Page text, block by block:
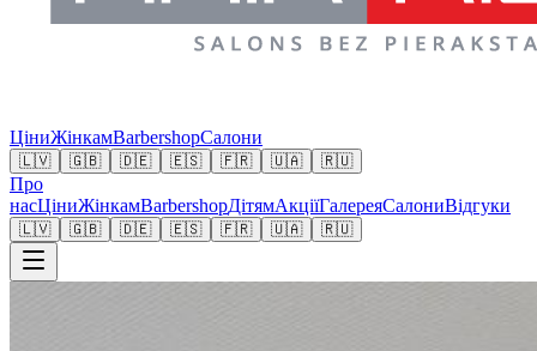
ЦіниЖінкамBarbershopСалони
🇱🇻 🇬🇧 🇩🇪 🇪🇸 🇫🇷 🇺🇦 🇷🇺
Про
насЦіниЖінкамBarbershopДітямАкціїГалереяСалониВідгуки
🇱🇻 🇬🇧 🇩🇪 🇪🇸 🇫🇷 🇺🇦 🇷🇺